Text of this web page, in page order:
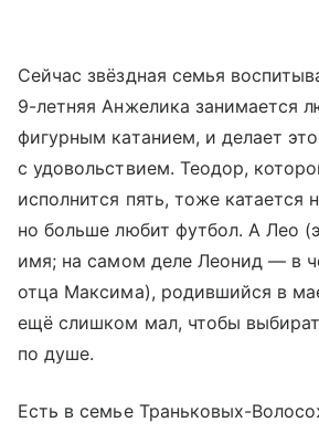
Сейчас звёздная семья
9-летняя Анжелика занимается
фигурным катанием, и делает это
с удовольствием. Теодор,
исполнится пять, тоже катается
но больше любит футбол. А Лео
имя; на самом деле Леонид — в
отца Максима), родившийся в
ещё слишком мал, чтобы
по душе.
Есть в семье Траньковых-